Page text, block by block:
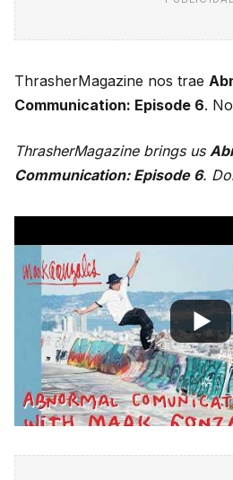
ThrasherMagazine nos trae
Communication: Episode 6.
ThrasherMagazine brings us
Communication: Episode 6.